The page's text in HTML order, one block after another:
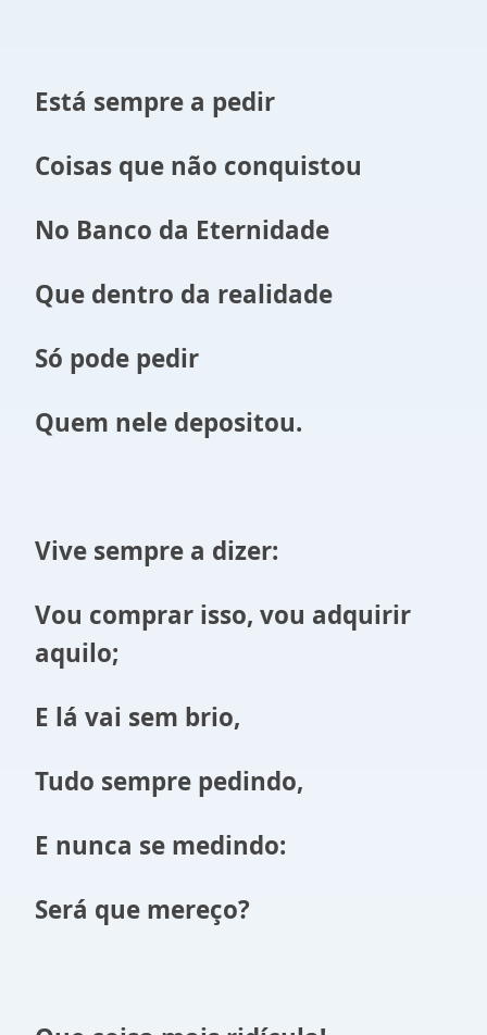
Está sempre a pedir
Coisas que não conquistou
No Banco da Eternidade
Que dentro da realidade
Só pode pedir
Quem nele depositou.
Vive sempre a dizer:
Vou comprar isso, vou adquirir
aquilo;
E lá vai sem brio,
Tudo sempre pedindo,
E nunca se medindo:
Será que mereço?